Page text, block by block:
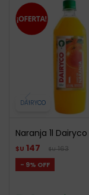
DAIRYCO
Naranja 1l Dairyco
$U 147 $U 163
9